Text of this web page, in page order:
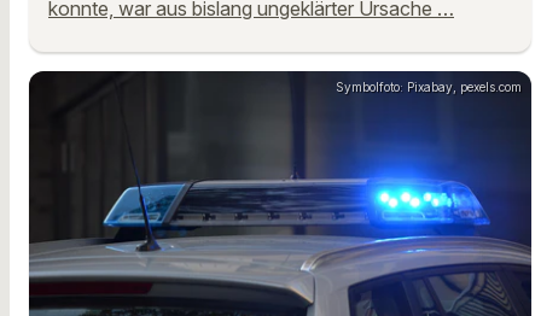
konnte, war aus bislang ungeklärter Ursache …
Symbolfoto: Pixabay, pexels.com